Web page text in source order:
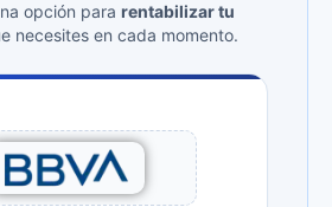
opción para rentabilizar tu
necesites en cada momento.